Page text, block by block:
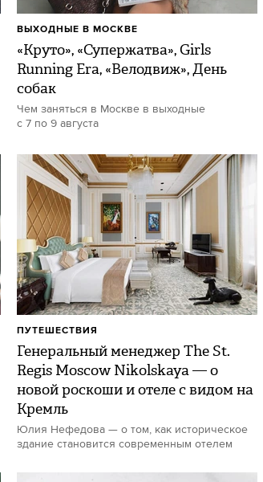
«Круто», «Супержатва», Girls
Running Era, «Велодвиж», День
собак
Чем заняться в Москве в выходные
с 7 по 9 августа
ВЫХОДНЫЕ В МОСКВЕ
Генеральный менеджер The St.
Regis Moscow Nikolskaya — о
новой роскоши и отеле с видом на
Кремль
Юлия Нефедова — о том, как историческое
здание становится современным отелем
ПУТЕШЕСТВИЯ